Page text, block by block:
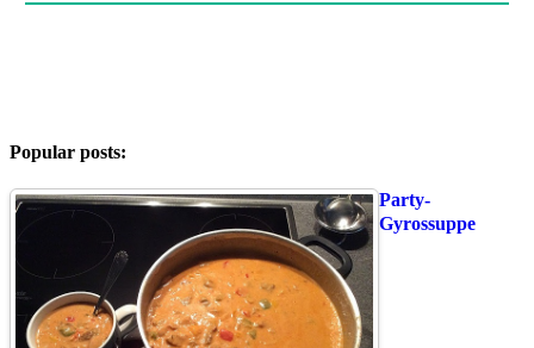
Popular posts:
Party-
Gyrossuppe